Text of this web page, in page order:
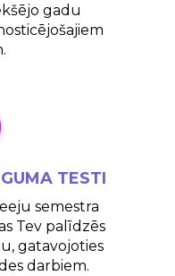
gadu
TESTI
semestra
Tev palīdzēs
gatavojoties
darbiem.